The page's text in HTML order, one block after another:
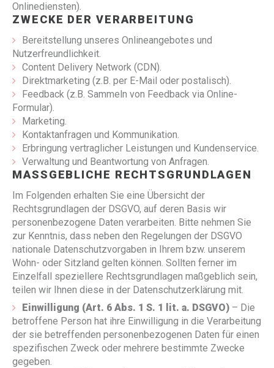
Onlinediensten).
ZWECKE DER VERARBEITUNG
Bereitstellung unseres Onlineangebotes und
Nutzerfreundlichkeit.
Content Delivery Network (CDN).
Direktmarketing (z.B. per E-Mail oder postalisch).
Feedback (z.B. Sammeln von Feedback via Online-
Formular).
Marketing.
Kontaktanfragen und Kommunikation.
Erbringung vertraglicher Leistungen und Kundenservice.
Verwaltung und Beantwortung von Anfragen.
MASSGEBLICHE RECHTSGRUNDLAGEN
Im Folgenden erhalten Sie eine Übersicht der
Rechtsgrundlagen der DSGVO, auf deren Basis wir
personenbezogene Daten verarbeiten. Bitte nehmen Sie
zur Kenntnis, dass neben den Regelungen der DSGVO
nationale Datenschutzvorgaben in Ihrem bzw. unserem
Wohn- oder Sitzland gelten können. Sollten ferner im
Einzelfall speziellere Rechtsgrundlagen maßgeblich sein,
teilen wir Ihnen diese in der Datenschutzerklärung mit.
Einwilligung (Art. 6 Abs. 1 S. 1 lit. a. DSGVO) – Die
betroffene Person hat ihre Einwilligung in die Verarbeitung
der sie betreffenden personenbezogenen Daten für einen
spezifischen Zweck oder mehrere bestimmte Zwecke
gegeben.